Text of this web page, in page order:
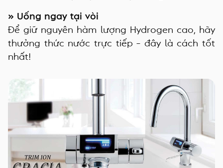
» Uống ngay tại vòi
Để giữ nguyên hàm lượng Hydrogen cao, hãy
thưởng thức nước trực tiếp – đây là cách tốt
nhất!